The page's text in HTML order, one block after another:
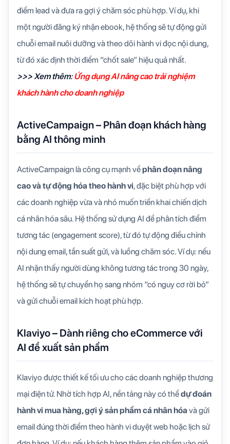
điểm lead và đưa ra gợi ý chăm sóc phù hợp. Ví dụ, khi
một người đăng ký nhận ebook, hệ thống sẽ tự động gửi
chuỗi email nuôi dưỡng và theo dõi hành vi đọc nội dung,
từ đó xác định thời điểm “chốt sale” hiệu quả nhất.
>>> Xem thêm: Ứng dụng AI nâng cao trải nghiệm
khách hành cho doanh nghiệp
ActiveCampaign – Phân đoạn khách hàng
bằng AI thông minh
ActiveCampaign là công cụ mạnh vềphân đoạn nâng
cao và tự động hóa theo hành vi, đặc biệt phù hợp với
các doanh nghiệp vừa và nhỏ muốn triển khai chiến dịch
cá nhân hóa sâu. Hệ thống sử dụng AI để phân tích điểm
tương tác (engagement score), từ đó tự động điều chỉnh
nội dung email, tần suất gửi, và luồng chăm sóc. Ví dụ: nếu
AI nhận thấy người dùng không tương tác trong 30 ngày,
hệ thống sẽ tự chuyển họ sang nhóm “có nguy cơ rời bỏ”
và gửi chuỗi email kích hoạt phù hợp.
Klaviyo – Dành riêng cho eCommerce với
AI đề xuất sản phẩm
Klaviyo được thiết kế tối ưu cho các doanh nghiệp thương
mại điện tử. Nhờ tích hợp AI, nền tảng này có thểdự đoán
hành vi mua hàng, gợi ý sản phẩm cá nhân hóa và gửi
email đúng thời điểm theo hành vi duyệt web hoặc lịch sử